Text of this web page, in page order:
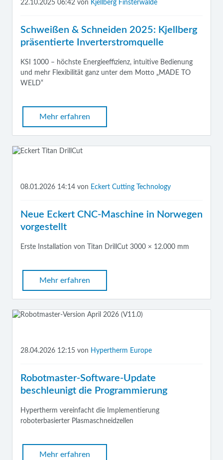
22.10.2025 06:42 von Kjellberg Finsterwalde
Schweißen & Schneiden 2025: Kjellberg
präsentierte Inverterstromquelle
KSI 1000 – höchste Energieeffizienz, intuitive Bedienung
und mehr Flexibilität ganz unter dem Motto „MADE TO
WELD“
Mehr erfahren
08.01.2026 14:14 von Eckert Cutting Technology
Neue Eckert CNC-Maschine in Norwegen
vorgestellt
Erste Installation von Titan DrillCut 3000 × 12.000 mm
Mehr erfahren
28.04.2026 12:15 von Hypertherm Europe
Robotmaster-Software-Update
beschleunigt die Programmierung
Hypertherm vereinfacht die Implementierung
roboterbasierter Plasmaschneidzellen
Mehr erfahren